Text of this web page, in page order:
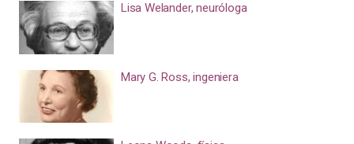
Lisa Welander, neuróloga
Mary G. Ross, ingeniera